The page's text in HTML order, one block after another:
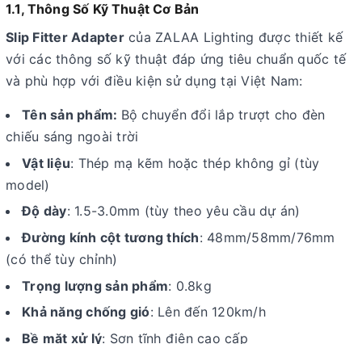
1.1, Thông Số Kỹ Thuật Cơ Bản
Slip Fitter Adaptercủa ZALAA Lighting được thiết kế
với các thông số kỹ thuật đáp ứng tiêu chuẩn quốc tế
và phù hợp với điều kiện sử dụng tại Việt Nam:
Tên sản phẩm: Bộ chuyển đổi lắp trượt cho đèn
chiếu sáng ngoài trời
Vật liệu: Thép mạ kẽm hoặc thép không gỉ (tùy
model)
Độ dày: 1.5-3.0mm (tùy theo yêu cầu dự án)
Đường kính cột tương thích: 48mm/58mm/76mm
(có thể tùy chỉnh)
Trọng lượng sản phẩm: 0.8kg
Khả năng chống gió: Lên đến 120km/h
Bề mặt xử lý: Sơn tĩnh điện cao cấp